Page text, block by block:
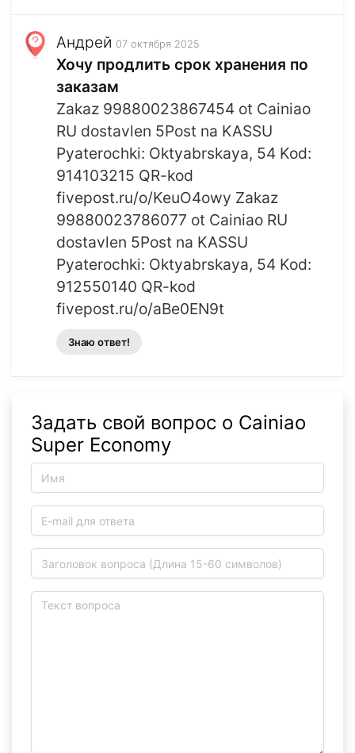
Андрей 07 октября 2025
Хочу продлить срок хранения по
заказам
Zakaz 99880023867454 ot Cainiao
RU dostavlen 5Post na KASSU
Pyaterochki: Oktyabrskaya, 54 Kod:
914103215 QR-kod
fivepost.ru/o/KeuO4owy Zakaz
99880023786077 ot Cainiao RU
dostavlen 5Post na KASSU
Pyaterochki: Oktyabrskaya, 54 Kod:
912550140 QR-kod
fivepost.ru/o/aBe0EN9t
Знаю ответ!
Задать свой вопрос о Cainiao
Super Economy